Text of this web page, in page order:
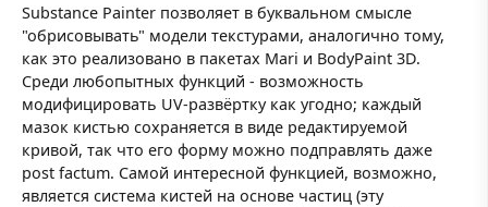
Substance Painter позволяет в буквальном смысле
"обрисовывать" модели текстурами, аналогично тому,
как это реализовано в пакетах Mari и BodyPaint 3D.
Среди любопытных функций - возможность
модифицировать UV-развёртку как угодно; каждый
мазок кистью сохраняется в виде редактируемой
кривой, так что его форму можно подправлять даже
post factum. Самой интересной функцией, возможно,
является система кистей на основе частиц (эту